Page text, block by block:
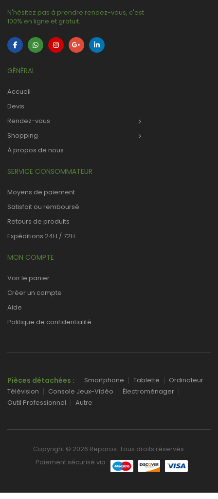
N'hésitez pas à prendre rendez-vous, c'est
100% en ligne et gratuit.
GÉNÉRAL
Accueil
Devis
Rendez-vous
Shopping
À propos de nous
SERVICE CONSOMMATEUR
Moyens de paiement
Satisfait ou remboursé
Retours de produits
Expéditions 24H / 72H
MON COMPTE
Voir le panier
Créer un compte
Aide
Politique de confidentialité
Pièces détachées : Smartphone Tablette
Ordinateur
Télévision
Console Jeux-Vidéo
Électroménager
Outil Professionnel
Autre
Copyright © 2026 Reparos. Tous droits réservés.
Paiement sécurisé via